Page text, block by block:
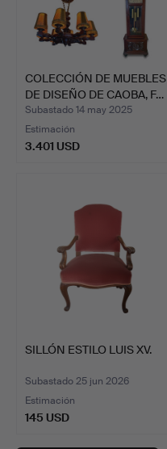
COLECCIÓN DE MUEBLES
DE DISEÑO DE CAOBA, F…
Subastado 14 may 2025
Estimación
3.401 USD
SILLÓN ESTILO LUIS XV.
Subastado 25 jun 2026
Estimación
145 USD